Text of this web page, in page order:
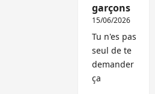
garçons
15/06/2026
Tu n'es pas
seul de te
demander
ça